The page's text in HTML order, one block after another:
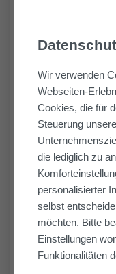
Mit dem
Projekt
Geschichte
früher von
geprägt
einen
und
Bremer
Wir verwenden
Webseiten-
Cookies, die für
Steuerung
die lediglich zu
personalisierter
selbst
möchten. Bitte
Einstellungen
Funktionalitäten